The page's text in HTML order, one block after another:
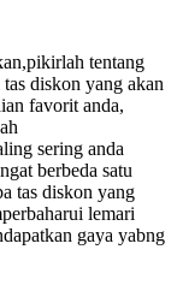
tentang
diskon yang akan
favorit anda,
sering anda
berbeda satu
tas diskon yang
lemari
gaya yabng